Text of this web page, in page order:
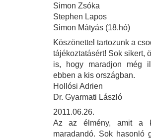
Simon Zsóka
Stephen Lapos
Simon Mátyás (18.hó)
Köszönettel tartozunk a
tájékoztatásért! Sok sikert,
is, hogy maradjon még
ebben a kis országban.
Hollósi Adrien
Dr. Gyarmati László
2011.06.26.
Az az élmény, amit a
maradandó. Sok hasonló